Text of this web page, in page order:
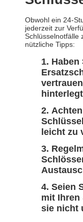
Obwohl ein 24-
jederzeit zur
Schlüsselnotfälle
nützliche Tipps:
Haben
leicht zu
Seien
mit Ihren
sie nicht